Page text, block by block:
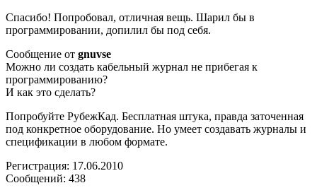
Спасибо! Попробовал, отличная вещь. Шарил бы в
программировании, допилил бы под себя.
Сообщение от gnuvse
Можно ли создать кабельный журнал не прибегая к
программированию?
И как это сделать?
Попробуйте РубежКад. Бесплатная штука, правда заточенная
под конкретное оборудование. Но умеет создавать журналы и
спецификации в любом формате.
Регистрация: 17.06.2010
Сообщений: 438